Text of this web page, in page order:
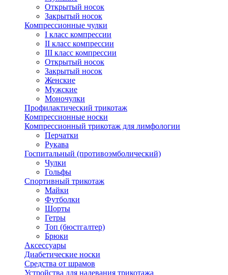
Открытый носок
Закрытый носок
Компрессионные чулки
I класс компрессии
II класс компрессии
III класс компрессии
Открытый носок
Закрытый носок
Женские
Мужские
Моночулки
Профилактический трикотаж
Компрессионные носки
Компрессионный трикотаж для лимфологии
Перчатки
Рукава
Госпитальный (противоэмболический)
Чулки
Гольфы
Спортивный трикотаж
Майки
Футболки
Шорты
Гетры
Топ (бюстгалтер)
Брюки
Аксессуары
Диабетические носки
Средства от шрамов
Устройства для надевания трикотажа